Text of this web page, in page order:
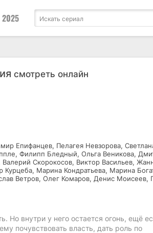
смотреть онлайн
Епифанцев, Пелагея Невзорова,
Филипп Бледный, Ольга Веникова,
Скорокосов, Виктор Васильев,
Марина Кондратьева, Марина
Ветров, Олег Комаров, Денис Моисеев,
Но внутри у него остается огонь, ещё
почувствовать власть, дать роль по